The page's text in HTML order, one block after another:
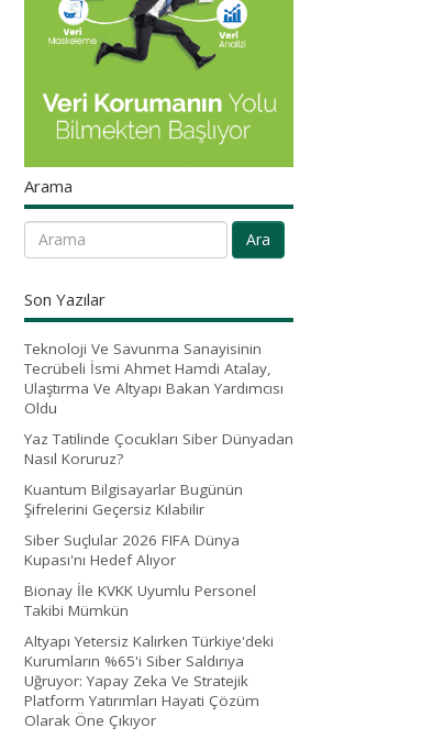
Arama
Ara
Son Yazılar
Teknoloji Ve Savunma Sanayisinin
Tecrübeli İsmi Ahmet Hamdi Atalay,
Ulaştırma Ve Altyapı Bakan Yardımcısı
Oldu
Yaz Tatilinde Çocukları Siber Dünyadan
Nasıl Koruruz?
Kuantum Bilgisayarlar Bugünün
Şifrelerini Geçersiz Kılabilir
Siber Suçlular 2026 FIFA Dünya
Kupası'nı Hedef Alıyor
Bionay İle KVKK Uyumlu Personel
Takibi Mümkün
Altyapı Yetersiz Kalırken Türkiye'deki
Kurumların %65'i Siber Saldırıya
Uğruyor: Yapay Zeka Ve Stratejik
Platform Yatırımları Hayati Çözüm
Olarak Öne Çıkıyor